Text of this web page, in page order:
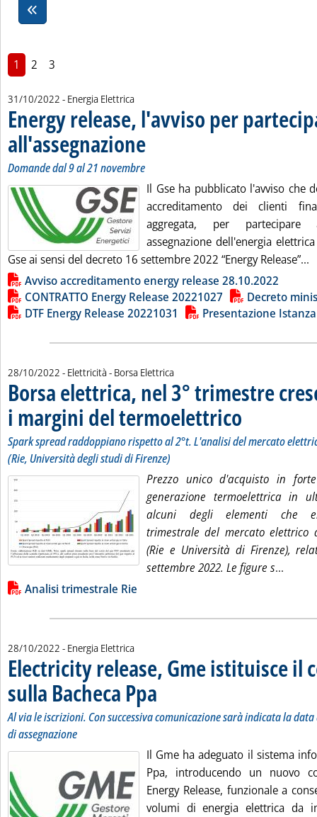
1 2 3
31/10/2022 - Energia Elettrica
Energy release, l'avviso per
all'assegnazione . Sottotitolo: Domande dal 9 al 21 novembre
. Pubblicata lunedì 31 ottobre 2022 alle 15.11.
Domande dal 9 al 21 novembre
Il Gse ha pubblicato l'avviso che
accreditamento dei clienti
aggregata, per
assegnazione dell'energia
Gse ai sensi del decreto 16 settembre 2022 “Energy Release”...
Lista allegati PDF alla notizia
Avviso accreditamento energy release 28.10.2022
CONTRATTO Energy Release 20221027
Decreto
DTF Energy Release 20221031
Presentazione
28/10/2022 - Elettricità - Borsa Elettrica
Borsa elettrica, nel 3° trimestre
i margini del termoelettrico
Spark spread raddoppiano rispetto al 2°t. L'analisi del mercato
(Rie, Università degli studi di Firenze)
Prezzo unico d'acquisto in
generazione termoelettrica in
alcuni degli elementi che
trimestrale del mercato
(Rie e Università di Firenze),
settembre 2022. Le figure s...
Lista allegati PDF alla notizia
Analisi trimestrale Rie
28/10/2022 - Energia Elettrica
Electricity release, Gme istituisce il
sulla Bacheca Ppa
Al via le iscrizioni. Con successiva comunicazione sarà indicata la
di assegnazione
Il Gme ha adeguato il sistema
Ppa, introducendo un nuovo
Energy Release, funzionale a
volumi di energia elettrica da